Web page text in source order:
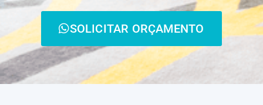
SOLICITAR ORÇAMENTO